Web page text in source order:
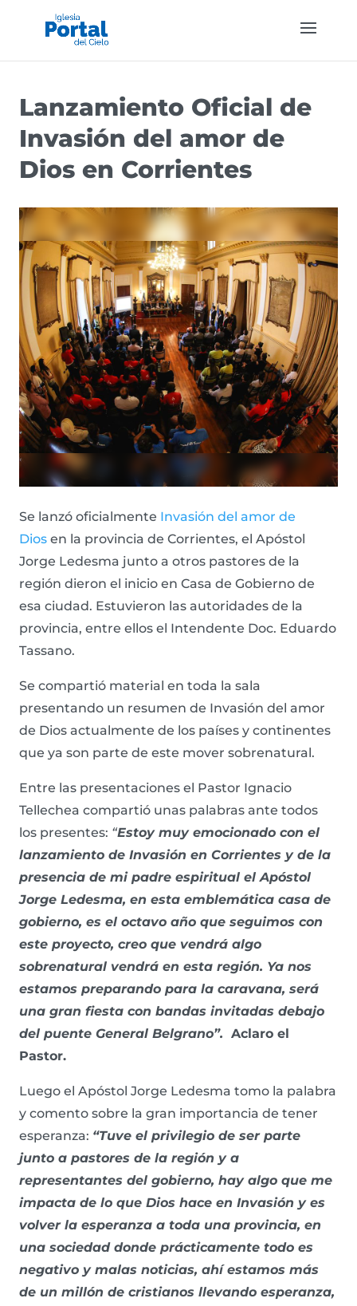
Lanzamiento Oficial de
Invasión del amor de
Dios en Corrientes
Se lanzó oficialmente Invasión del amor de
Dios en la provincia de Corrientes, el Apóstol
Jorge Ledesma junto a otros pastores de la
región dieron el inicio en Casa de Gobierno de
esa ciudad. Estuvieron las autoridades de la
provincia, entre ellos el Intendente Doc. Eduardo
Tassano.
Se compartió material en toda la sala
presentando un resumen de Invasión del amor
de Dios actualmente de los países y continentes
que ya son parte de este mover sobrenatural.
Entre las presentaciones el Pastor Ignacio
Tellechea compartió unas palabras ante todos
los presentes: “Estoy muy emocionado con el
lanzamiento de Invasión en Corrientes y de la
presencia de mi padre espiritual el Apóstol
Jorge Ledesma, en esta emblemática casa de
gobierno, es el octavo año que seguimos con
este proyecto, creo que vendrá algo
sobrenatural vendrá en esta región. Ya nos
estamos preparando para la caravana, será
una gran fiesta con bandas invitadas debajo
del puente General Belgrano”. Aclaro el
Pastor.
Luego el Apóstol Jorge Ledesma tomo la palabra
y comento sobre la gran importancia de tener
esperanza: “Tuve el privilegio de ser parte
junto a pastores de la región y a
representantes del gobierno, hay algo que me
impacta de lo que Dios hace en Invasión y es
volver la esperanza a toda una provincia, en
una sociedad donde prácticamente todo es
negativo y malas noticias, ahí estamos más
de un millón de cristianos llevando esperanza,